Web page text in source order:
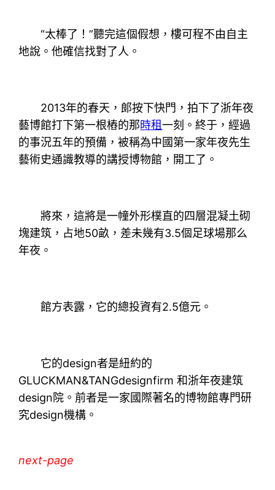
“太棒了！”聽完這個假想，樓可程不由自主
地說。他確信找對了人。
2013年的春天，郞按下快門，拍下了浙年夜
藝博館打下第一根樁的那時租一刻。終于，經過
的事況五年的預備，被稱為中國第一家年夜先生
藝術史通識教導的講授博物館，開工了。
將來，這將是一幢外形樸直的四層混凝土砌
塊建筑，占地50畝，差未幾有3.5個足球場那么
年夜。
館方表露，它的總投資有2.5億元。
它的design者是紐約的
GLUCKMAN&TANGdesignfirm 和浙年夜建筑
design院。前者是一家國際著名的博物館專門研
究design機構。
next-page